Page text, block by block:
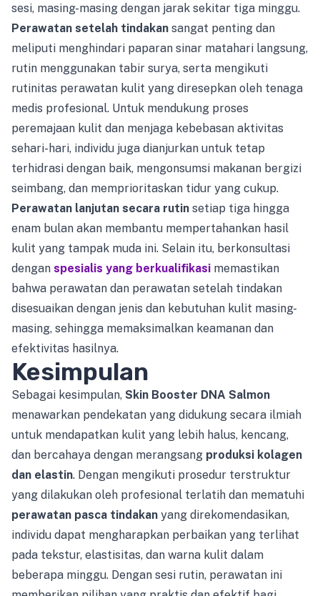
sesi, masing-masing dengan jarak sekitar tiga minggu.
Perawatan setelah tindakan sangat penting dan
meliputi menghindari paparan sinar matahari langsung,
rutin menggunakan tabir surya, serta mengikuti
rutinitas perawatan kulit yang diresepkan oleh tenaga
medis profesional. Untuk mendukung proses
peremajaan kulit dan menjaga kebebasan aktivitas
sehari-hari, individu juga dianjurkan untuk tetap
terhidrasi dengan baik, mengonsumsi makanan bergizi
seimbang, dan memprioritaskan tidur yang cukup.
Perawatan lanjutan secara rutin setiap tiga hingga
enam bulan akan membantu mempertahankan hasil
kulit yang tampak muda ini. Selain itu, berkonsultasi
dengan spesialis yang berkualifikasi memastikan
bahwa perawatan dan perawatan setelah tindakan
disesuaikan dengan jenis dan kebutuhan kulit masing-
masing, sehingga memaksimalkan keamanan dan
efektivitas hasilnya.
Kesimpulan
Sebagai kesimpulan, Skin Booster DNA Salmon
menawarkan pendekatan yang didukung secara ilmiah
untuk mendapatkan kulit yang lebih halus, kencang,
dan bercahaya dengan merangsang produksi kolagen
dan elastin. Dengan mengikuti prosedur terstruktur
yang dilakukan oleh profesional terlatih dan mematuhi
perawatan pasca tindakan yang direkomendasikan,
individu dapat mengharapkan perbaikan yang terlihat
pada tekstur, elastisitas, dan warna kulit dalam
beberapa minggu. Dengan sesi rutin, perawatan ini